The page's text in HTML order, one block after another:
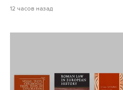
12 часов назад